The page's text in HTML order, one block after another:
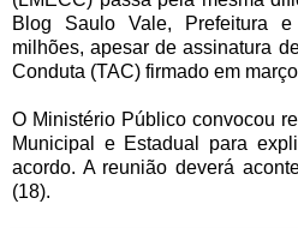
Blog Saulo Vale, Prefeitura
milhões, apesar de assinatura
Conduta (TAC) firmado em
O Ministério Público convocou
Municipal e Estadual para
acordo. A reunião deverá
(18).